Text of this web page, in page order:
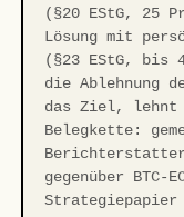
(§20 EStG, 25
Lösung mit
(§23 EStG, bis
die Ablehnung
das Ziel, lehnt
Belegkette:
Berichterstatter
gegenüber BTC-